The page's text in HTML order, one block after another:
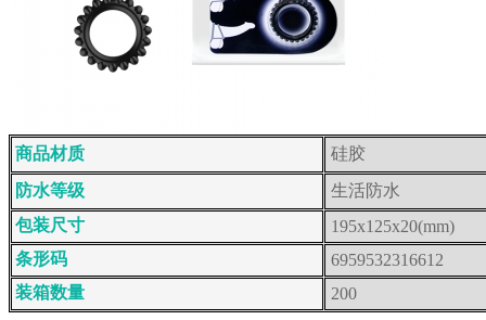
商品材质
硅胶
防水等级
生活防水
包装尺寸
195x125x20(mm)
条形码
6959532316612
装箱数量
200